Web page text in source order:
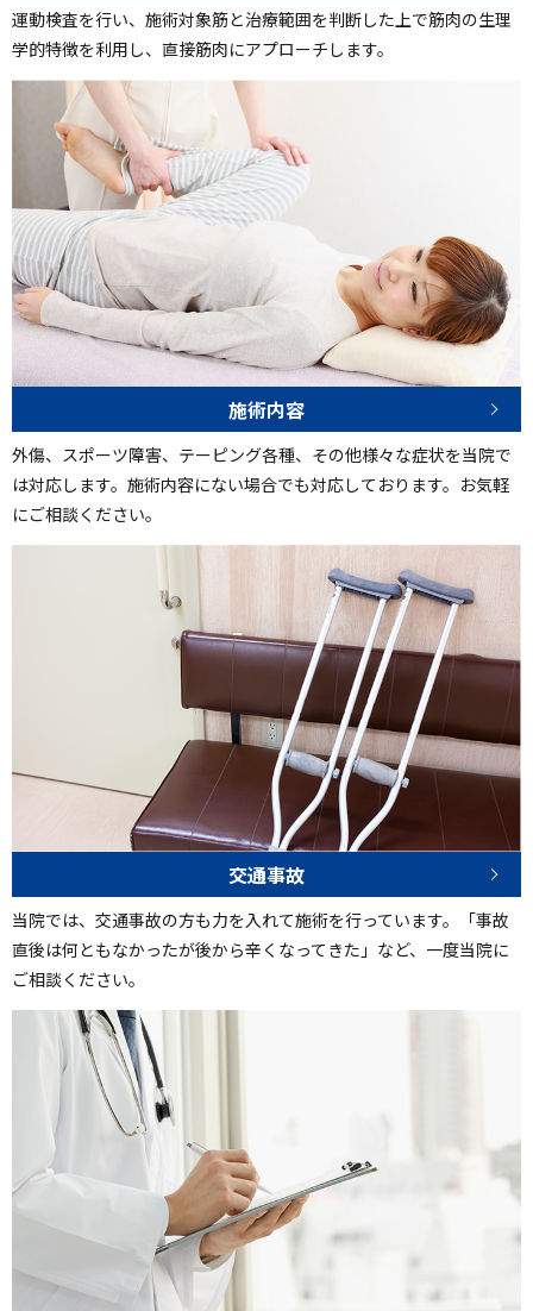
運動検査を行い、施術対象筋と治療範囲を判断した上で筋肉の生理
学的特徴を利用し、直接筋肉にアプローチします。
施術内容
外傷、スポーツ障害、テーピング各種、その他様々な症状を当院で
は対応します。施術内容にない場合でも対応しております。お気軽
にご相談ください。
交通事故
当院では、交通事故の方も力を入れて施術を行っています。「事故
直後は何ともなかったが後から辛くなってきた」など、一度当院に
ご相談ください。